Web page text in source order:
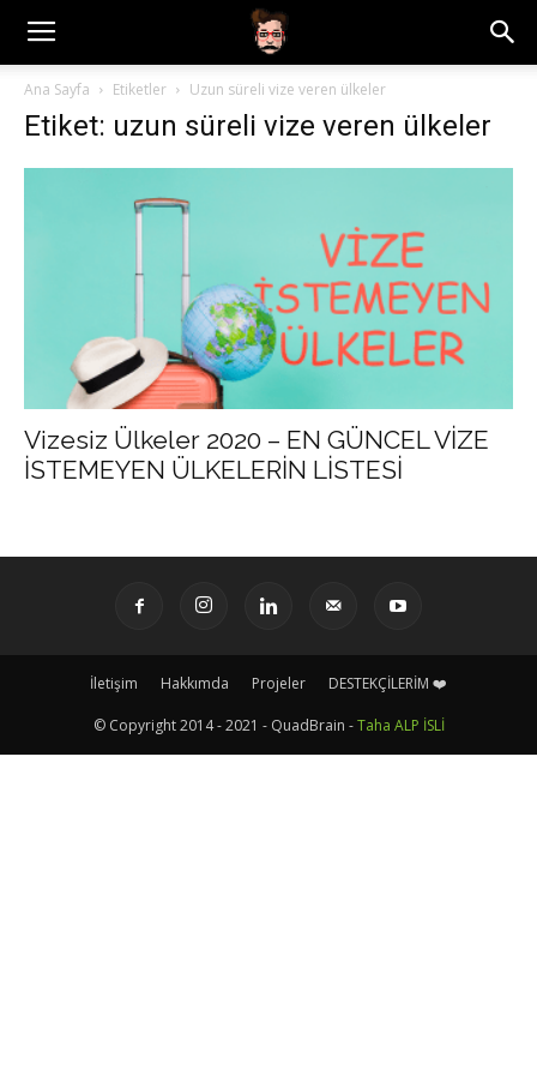
Ana Sayfa Etiketler Uzun süreli vize veren ülkeler
Etiket: uzun süreli vize veren ülkeler
Vizesiz Ülkeler 2020 – EN GÜNCEL VİZE
İSTEMEYEN ÜLKELERİN LİSTESİ
İletişim Hakkımda Projeler DESTEKÇİLERİM ❤️
© Copyright 2014 - 2021 - QuadBrain -Taha ALP İSLİ